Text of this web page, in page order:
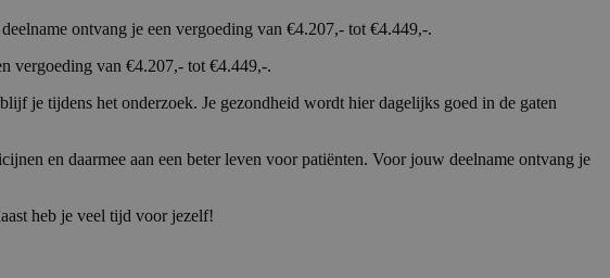
ontvang je een vergoeding van €4.207,- tot €4.449,-.
vergoeding van €4.207,- tot €4.449,-.
je tijdens het onderzoek. Je gezondheid wordt hier dagelijks goed in de gaten
en daarmee aan een beter leven voor patiënten. Voor jouw deelname ontvang je
heb je veel tijd voor jezelf!